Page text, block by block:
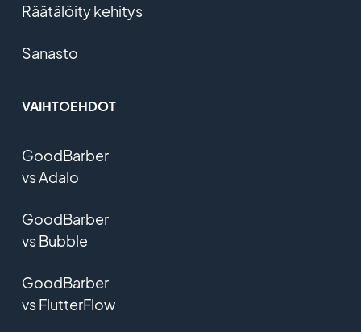
Räätälöity kehitys
Sanasto
VAIHTOEHDOT
GoodBarber
vs Adalo
GoodBarber
vs Bubble
GoodBarber
vs FlutterFlow